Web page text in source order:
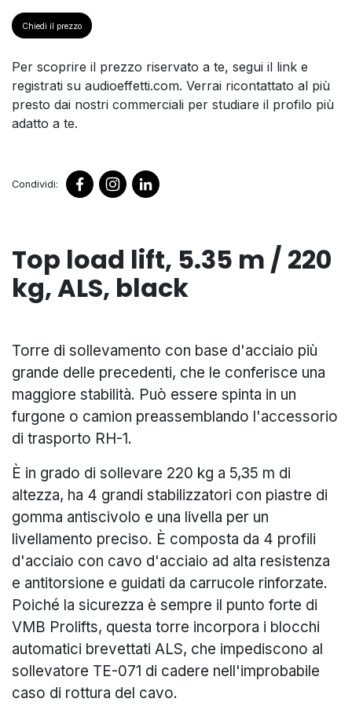
Chiedi il prezzo
Per scoprire il prezzo riservato a te, segui il link e
registrati su audioeffetti.com. Verrai ricontattato al più
presto dai nostri commerciali per studiare il profilo più
adatto a te.
Condividi:
Top load lift, 5.35 m / 220
kg, ALS, black
Torre di sollevamento con base d'acciaio più
grande delle precedenti, che le conferisce una
maggiore stabilità. Può essere spinta in un
furgone o camion preassemblando l'accessorio
di trasporto RH-1.
È in grado di sollevare 220 kg a 5,35 m di
altezza, ha 4 grandi stabilizzatori con piastre di
gomma antiscivolo e una livella per un
livellamento preciso. È composta da 4 profili
d'acciaio con cavo d'acciaio ad alta resistenza
e antitorsione e guidati da carrucole rinforzate.
Poiché la sicurezza è sempre il punto forte di
VMB Prolifts, questa torre incorpora i blocchi
automatici brevettati ALS, che impediscono al
sollevatore TE-071 di cadere nell'improbabile
caso di rottura del cavo.